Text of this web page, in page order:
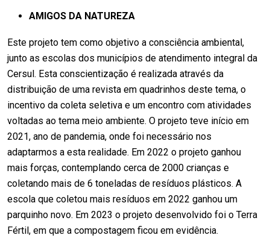
AMIGOS DA NATUREZA
Este projeto tem como objetivo a consciência ambiental,
junto as escolas dos municípios de atendimento integral da
Cersul. Esta conscientização é realizada através da
distribuição de uma revista em quadrinhos deste tema, o
incentivo da coleta seletiva e um encontro com atividades
voltadas ao tema meio ambiente. O projeto teve início em
2021, ano de pandemia, onde foi necessário nos
adaptarmos a esta realidade. Em 2022 o projeto ganhou
mais forças, contemplando cerca de 2000 crianças e
coletando mais de 6 toneladas de resíduos plásticos. A
escola que coletou mais resíduos em 2022 ganhou um
parquinho novo. Em 2023 o projeto desenvolvido foi o Terra
Fértil, em que a compostagem ficou em evidência.